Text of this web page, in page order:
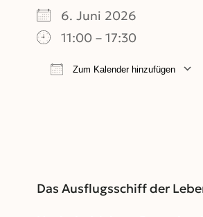
6. Juni 2026
11:00 – 17:30
Zum Kalender hinzufügen
Das Ausflugsschiff der